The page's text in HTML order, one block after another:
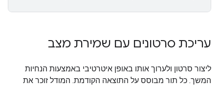
עריכת סרטונים עם שמירת מצב
ליצור סרטון ולערוך אותו באופן איטרטיבי באמצעות הנחיות
המשך. כל תור מבוסס על התוצאה הקודמת. המודל זוכר את